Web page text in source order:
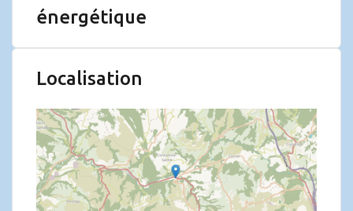
énergétique
Localisation